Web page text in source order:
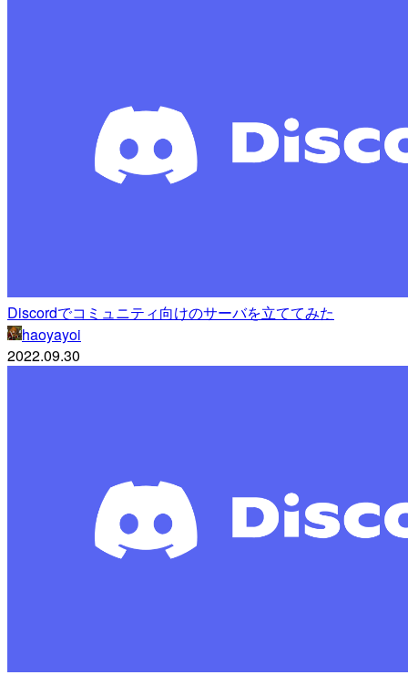
Discordでコミュニティ向けのサーバを立ててみた
haoyayoi
2022.09.30